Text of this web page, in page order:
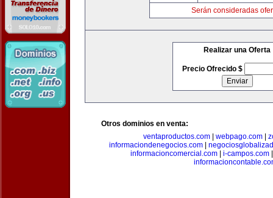
Serán consideradas
Realizar una Oferta
Precio Ofrecido $
Otros dominios en venta:
ventaproductos.com
webpago.com
informaciondenegocios.com|
informacioncomercial.com| i-campos.com